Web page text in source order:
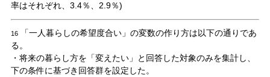
率はそれぞれ、3.4％、2.9％)
16「一人暮らしの希望度合い」の変数の作り方は以下の通りであ
る。
・将来の暮らし方を「変えたい」と回答した対象のみを集計し、
下の条件に基づき回答群を設定した。